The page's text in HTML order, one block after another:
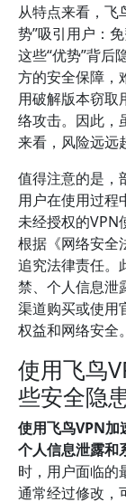
从特点来看，飞
势”吸引用户：
这些“优势”背后
方的安全保障，
用破解版本窃取
络攻击。因此，
来看，风险远远
值得注意的是，
用户在使用过程
未经授权的VPN
根据《网络安全
追究法律责任。
禁、个人信息泄
渠道购买或使用
权益和网络安全。
使用飞鸟
些安全隐
使用飞鸟VPN加
个人信息泄露和
时，用户面临的
通常经过修改，